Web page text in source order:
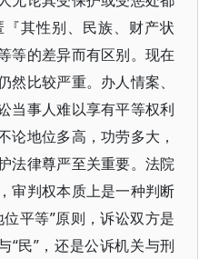
其性别、民族、财产状
等的差异而有区别。现在
比较严重。办人情案、
当事人难以享有平等权利
论地位多高，功劳多大，
法律尊严至关重要。法院
审判权本质上是一种判断
平等”原则，诉讼双方是
“民”，还是公诉机关与刑